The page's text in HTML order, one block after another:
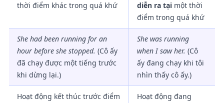
thời điểm khác trong quá khứ
diễn ra tại một thời
điểm trong quá khứ
She had been running for an
hour before she stopped. (Cô ấy
đã chạy được một tiếng trước
khi dừng lại.)
She was running
when I saw her. (Cô
ấy đang chạy khi tôi
nhìn thấy cô ấy.)
Hoạt động kết thúc trước điểm
Hoạt động đang